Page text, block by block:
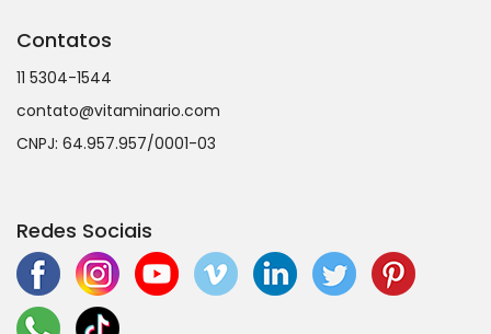
Contatos
11 5304-1544
contato@vitaminario.com
CNPJ: 64.957.957/0001-03
Redes Sociais